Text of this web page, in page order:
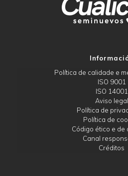
Política de calidade e
ISO 9001
ISO 14001
Aviso legal
Política de
Política de
Código ético e de
Canal
Créditos